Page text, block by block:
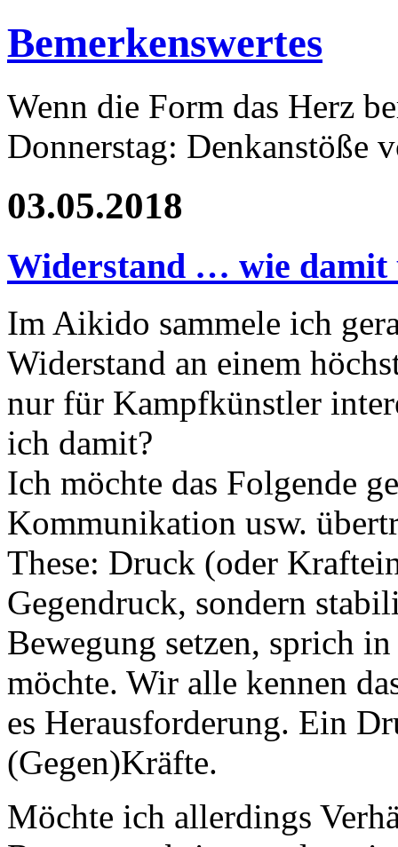
Bemerkenswertes
Wenn die Form das Herz
Donnerstag: Denkanstöße
03.05.2018
Widerstand … wie damit
Im Aikido sammele ich
Widerstand an einem
nur für Kampfkünstler
ich damit?
Ich möchte das Folgende
Kommunikation usw.
These: Druck (oder
Gegendruck, sondern
Bewegung setzen, sprich
möchte. Wir alle kennen
es Herausforderung. Ein
(Gegen)Kräfte.
Möchte ich allerdings